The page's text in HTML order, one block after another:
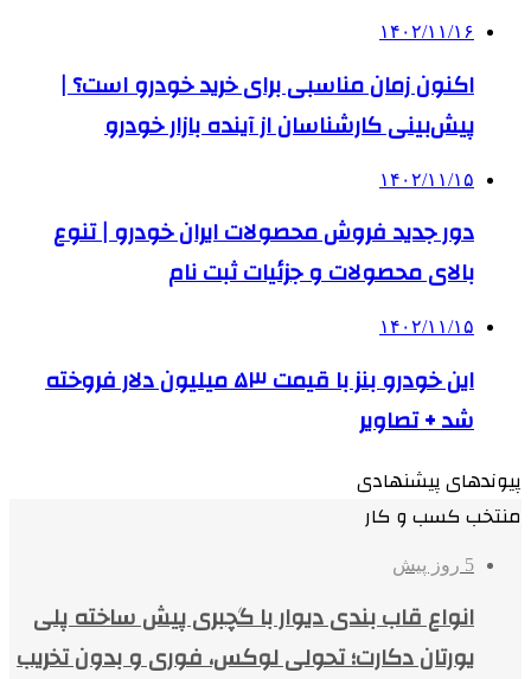
۱۴۰۲/۱۱/۱۶
اکنون زمان مناسبی برای خرید خودرو است؟ |
پیش‌بینی کارشناسان از آینده بازار خودرو
۱۴۰۲/۱۱/۱۵
دور جدید فروش محصولات ایران خودرو | تنوع
بالای محصولات و جزئیات ثبت نام
۱۴۰۲/۱۱/۱۵
این خودرو بنز با قیمت ۵٣ میلیون دلار فروخته
شد + تصاویر
پیوندهای پیشنهادی
منتخب کسب و کار
5 روز پیش
انواع قاب بندی دیوار با گچبری پیش ساخته پلی
یورتان دکارت؛ تحولی لوکس، فوری و بدون تخریب